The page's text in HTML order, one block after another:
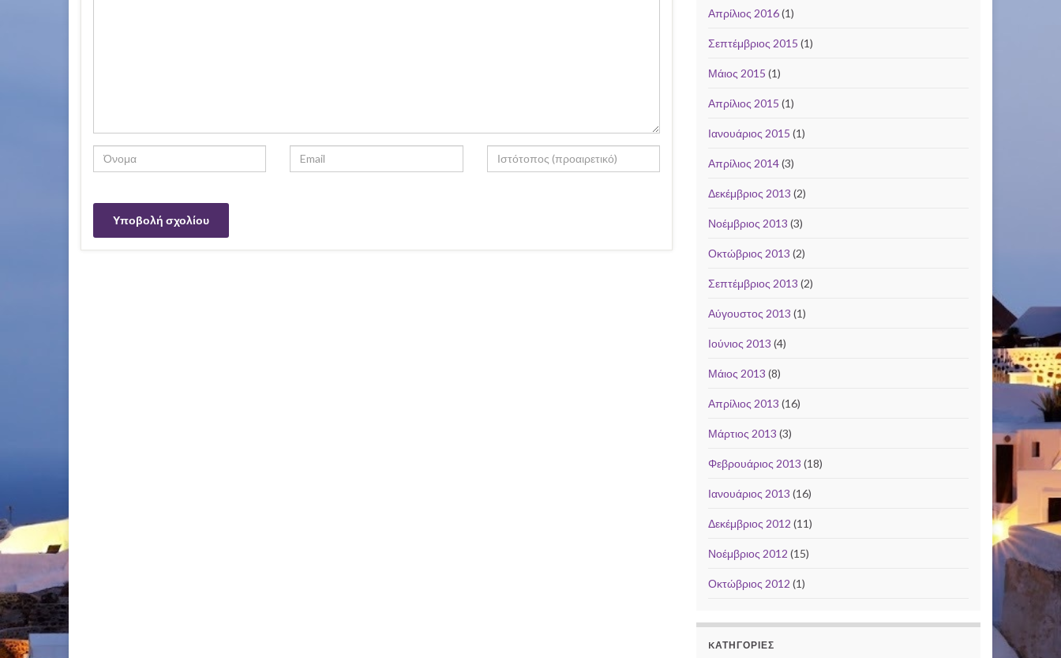
Απρίλιος 2016(1)
Σεπτέμβριος 2015 (1)
Μάιος 2015 (1)
Απρίλιος 2015 (1)
Ιανουάριος 2015 (1)
Απρίλιος 2014(3)
Δεκέμβριος 2013 (2)
Νοέμβριος 2013 (3)
Οκτώβριος 2013 (2)
Σεπτέμβριος 2013 (2)
Αύγουστος 2013 (1)
Ιούνιος 2013 (4)
Μάιος 2013 (8)
Απρίλιος 2013 (16)
Μάρτιος 2013 (3)
Φεβρουάριος 2013 (18)
Ιανουάριος 2013 (16)
Δεκέμβριος 2012 (11)
Νοέμβριος 2012 (15)
Οκτώβριος 2012 (1)
KΑΤΗΓΟΡΊΕΣ